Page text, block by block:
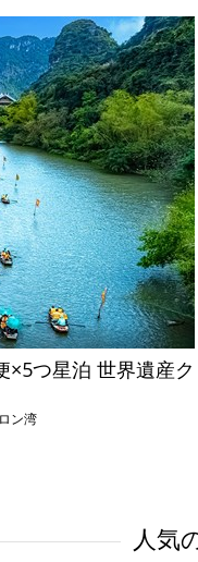
×5つ星泊 世界遺産ク
ン湾
人気